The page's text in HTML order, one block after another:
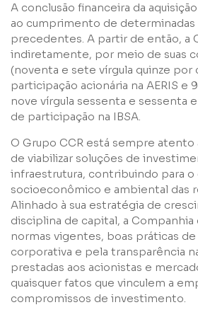
A conclusão financeira da
ao cumprimento de
precedentes. A partir de então, a
indiretamente, por meio de suas
(noventa e sete vírgula quinze por
participação acionária na AERIS e
nove vírgula sessenta e sessenta
de participação na IBSA.
O Grupo CCR está sempre
de viabilizar soluções de
infraestrutura, contribuindo para
socioeconômico e ambiental das
Alinhado à sua estratégia de
disciplina de capital, a
normas vigentes, boas práticas
corporativa e pela transparência
prestadas aos acionistas e
quaisquer fatos que vinculem a
compromissos de investimento.
Perfil
Grupos
Li e concordo com os
Privacidade